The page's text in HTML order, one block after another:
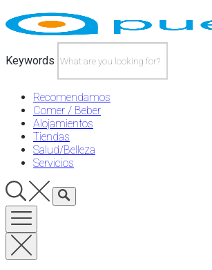
Skip
to
content
Keywords
Recomendamos
Comer / Beber
Alojamientos
Tiendas
Salud/Belleza
Servicios